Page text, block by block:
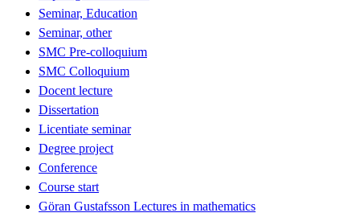
Seminar, Education
Seminar, other
SMC Pre-colloquium
SMC Colloquium
Docent lecture
Dissertation
Licentiate seminar
Degree project
Conference
Course start
Göran Gustafsson Lectures in mathematics